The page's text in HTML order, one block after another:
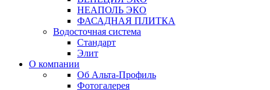
НЕАПОЛЬ ЭКО
ФАСАДНАЯ ПЛИТКА
Водосточная система
Стандарт
Элит
О компании
Об Альта-Профиль
Фотогалерея